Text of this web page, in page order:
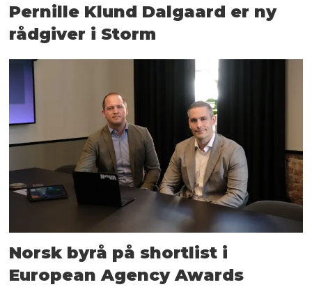
Pernille Klund Dalgaard er ny
rådgiver i Storm
Norsk byrå på shortlist i
European Agency Awards